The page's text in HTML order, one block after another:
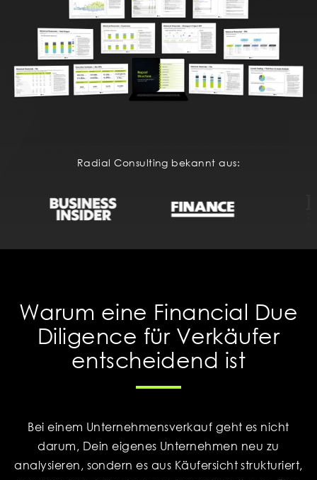
Radial Consulting bekannt aus:
Warum eine Financial Due
Diligence für Verkäufer
entscheidend ist
Bei einem Unternehmensverkauf geht es nicht
darum, Dein eigenes Unternehmen neu zu
analysieren, sondern es aus Käufersicht strukturiert,